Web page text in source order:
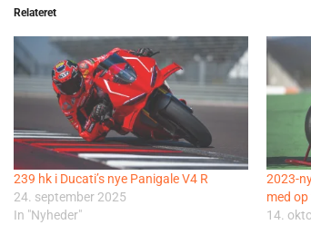
Relateret
239 hk i Ducati’s nye Panigale V4 R
24. september 2025
In "Nyheder"
2023-
med
14.